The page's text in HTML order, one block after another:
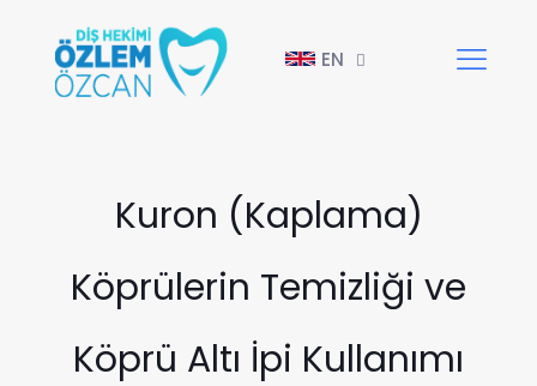
EN
Kuron (Kaplama)
Köprülerin Temizliği ve
Köprü Altı İpi Kullanımı